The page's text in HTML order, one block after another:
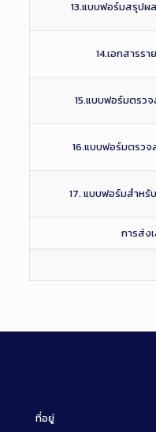
13.แบบฟอร์มสรุปผ
14.เอกสารร
15.แบบฟอร์มตรว
16.แบบฟอร์มตรวจ
17. แบบฟอร์มสำหรั
การส่ง
ที่อยู่